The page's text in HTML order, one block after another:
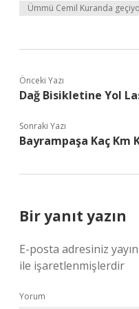
Ümmü Cemil Kuranda
Önceki Yazı
Dağ Bisikletine Yol
Sonraki Yazı
Bayrampaşa Kaç Km
Bir yanıt yazın
E-posta adresiniz
ile işaretlenmişlerdir
Yorum